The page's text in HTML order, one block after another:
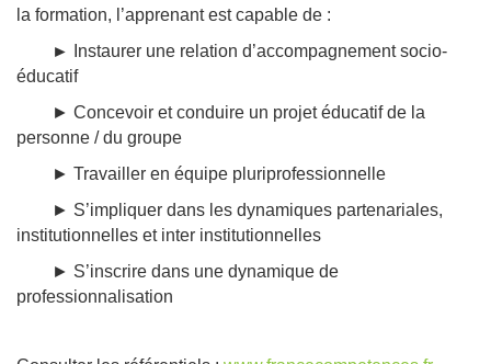
la formation, l’apprenant est capable de :
►
Instaurer une relation d’accompagnement socio-
éducatif
► Concevoir et conduire un projet éducatif de la
personne / du groupe
► Travailler en équipe pluriprofessionnelle
► S’impliquer dans les dynamiques partenariales,
institutionnelles et inter institutionnelles
► S’inscrire dans une dynamique de
professionnalisation